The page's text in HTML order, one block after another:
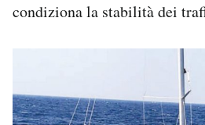
condiziona la stabilità dei